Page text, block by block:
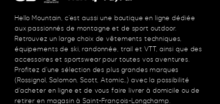
Hello Mountain, c’est aussi une boutique en ligne dédiée
aux passionnés de montagne et de sport outdoor.
Retrouvez un large choix de vêtements techniques,
équipements de ski, randonnée, trail et VTT, ainsi que des
accessoires et sportswear pour toutes vos aventures.
Profitez d’une sélection des plus grandes marques
(Rossignol, Salomon, Scott, Atomic…) avec la possibilité
d’acheter en ligne et de vous faire livrer à domicile ou de
retirer en magasin à Saint-François-Longchamp.